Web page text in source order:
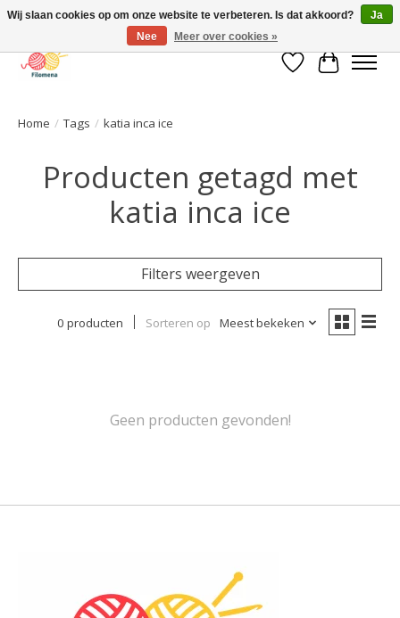
Verlanglijst
Home / Tags / katia inca ice
Producten getagd met
katia inca ice
Filters weergeven
0 producten Sorteren op Meest bekeken
Geen producten gevonden!
Wij slaan cookies op om onze website te verbeteren. Is dat akkoord?
Ja
Nee
Meer over cookies »